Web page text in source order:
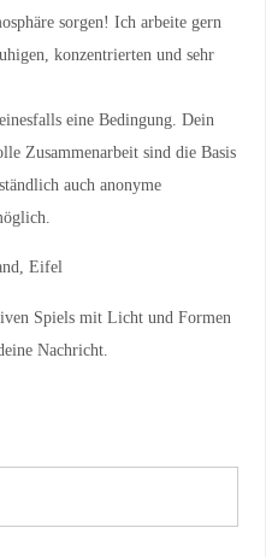
sorgen! Ich arbeite gern
konzentrierten und sehr
eine Bedingung. Dein
Zusammenarbeit sind die Basis
auch anonyme
Eifel
Spiels mit Licht und Formen
Nachricht.